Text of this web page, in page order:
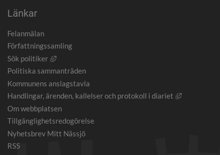
Länkar
Felanmälan
Författningssamling
Sök politiker
Länk till annan webbplats, öppnas i nytt fönster.
Politiska sammanträden
Kommunens anslagstavla
Handlingar, ärenden, kallelser och protokoll i diariet
Länk till
Om webbplatsen
Tillgänglighetsredogörelse
Nyhetsbrev Mitt Nässjö
RSS